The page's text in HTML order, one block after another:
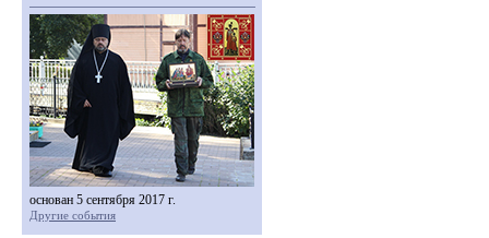
основан 5 сентября 2017 г.
Другие события